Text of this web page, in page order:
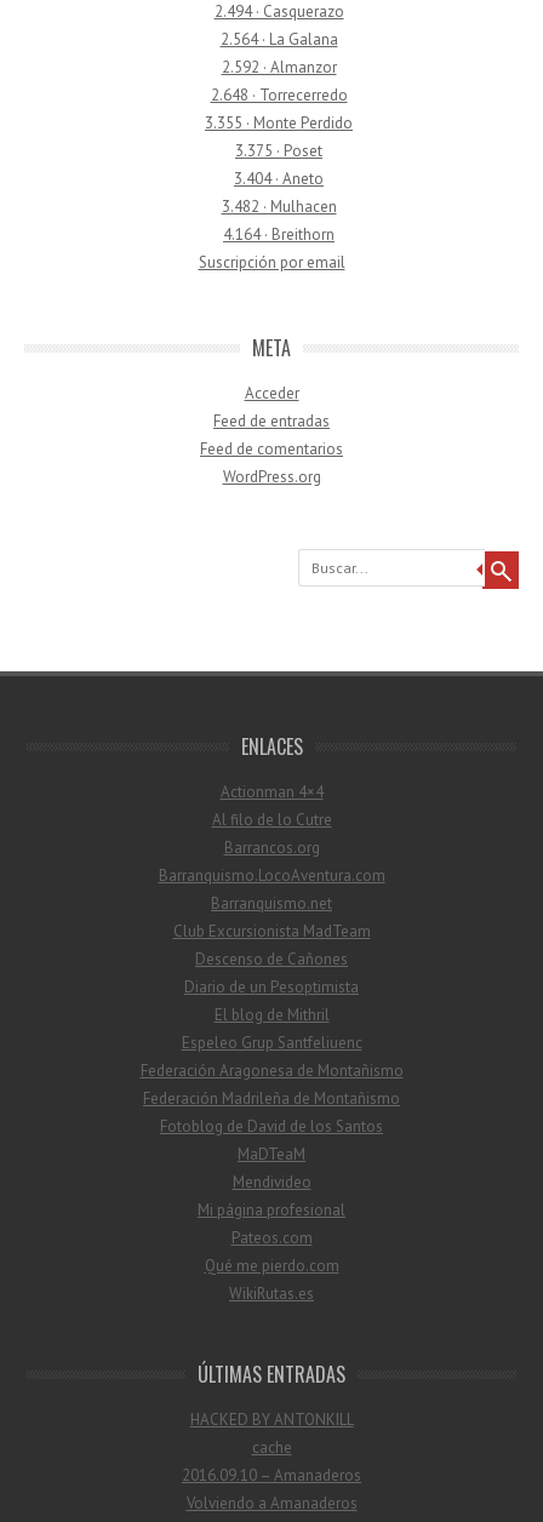
2.494 · Casquerazo
2.564 · La Galana
2.592 · Almanzor
2.648 · Torrecerredo
3.355 · Monte Perdido
3.375 · Poset
3.404 · Aneto
3.482 · Mulhacen
4.164 · Breithorn
Suscripción por email
META
Acceder
Feed de entradas
Feed de comentarios
WordPress.org
Buscar
ENLACES
Actionman 4×4
Al filo de lo Cutre
Barrancos.org
Barranquismo.LocoAventura.com
Barranquismo.net
Club Excursionista MadTeam
Descenso de Cañones
Diario de un Pesoptimista
El blog de Mithril
Espeleo Grup Santfeliuenc
Federación Aragonesa de Montañismo
Federación Madrileña de Montañismo
Fotoblog de David de los Santos
MaDTeaM
Mendivideo
Mi página profesional
Pateos.com
Qué me pierdo.com
WikiRutas.es
ÚLTIMAS ENTRADAS
HACKED BY ANTONKILL
cache
2016.09.10 – Amanaderos
Volviendo a Amanaderos